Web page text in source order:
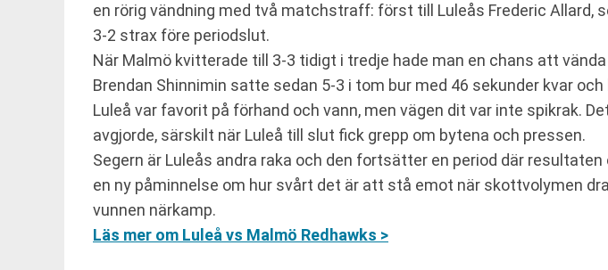
en rörig vändning med två matchstraff: först till Luleås Frederic Allard,
3-2 strax före periodslut.
När Malmö kvitterade till 3-3 tidigt i tredje hade man en chans att
Brendan Shinnimin satte sedan 5-3 i tom bur med 46 sekunder kvar
Luleå var favorit på förhand och vann, men vägen dit var inte spikrak.
avgjorde, särskilt när Luleå till slut fick grepp om bytena och pressen.
Segern är Luleås andra raka och den fortsätter en period där
en ny påminnelse om hur svårt det är att stå emot när skottvolymen
vunnen närkamp.
Läs mer om Luleå vs Malmö Redhawks >